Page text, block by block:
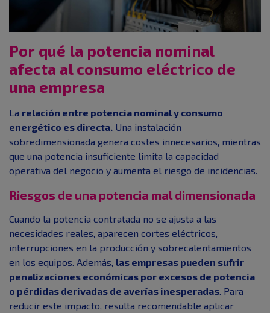
Por qué la potencia nominal
afecta al consumo eléctrico de
una empresa
La relación entre potencia nominal y consumo
energético es directa. Una instalación
sobredimensionada genera costes innecesarios, mientras
que una potencia insuficiente limita la capacidad
operativa del negocio y aumenta el riesgo de incidencias.
Riesgos de una potencia mal dimensionada
Cuando la potencia contratada no se ajusta a las
necesidades reales, aparecen cortes eléctricos,
interrupciones en la producción y sobrecalentamientos
en los equipos. Además, las empresas pueden sufrir
penalizaciones económicas por excesos de potencia
o pérdidas derivadas de averías inesperadas . Para
reducir este impacto, resulta recomendable aplicar